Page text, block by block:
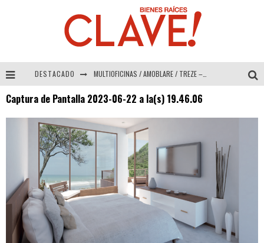
DESTACADO MULTIOFICINAS / AMOBLARE / TREZE – Especial Interiorismo & Decoración 2026
COLINEAL – Especial Interiorismo & Decoración 2026
Captura de Pantalla 2023-06-22 a la(s) 19.46.06